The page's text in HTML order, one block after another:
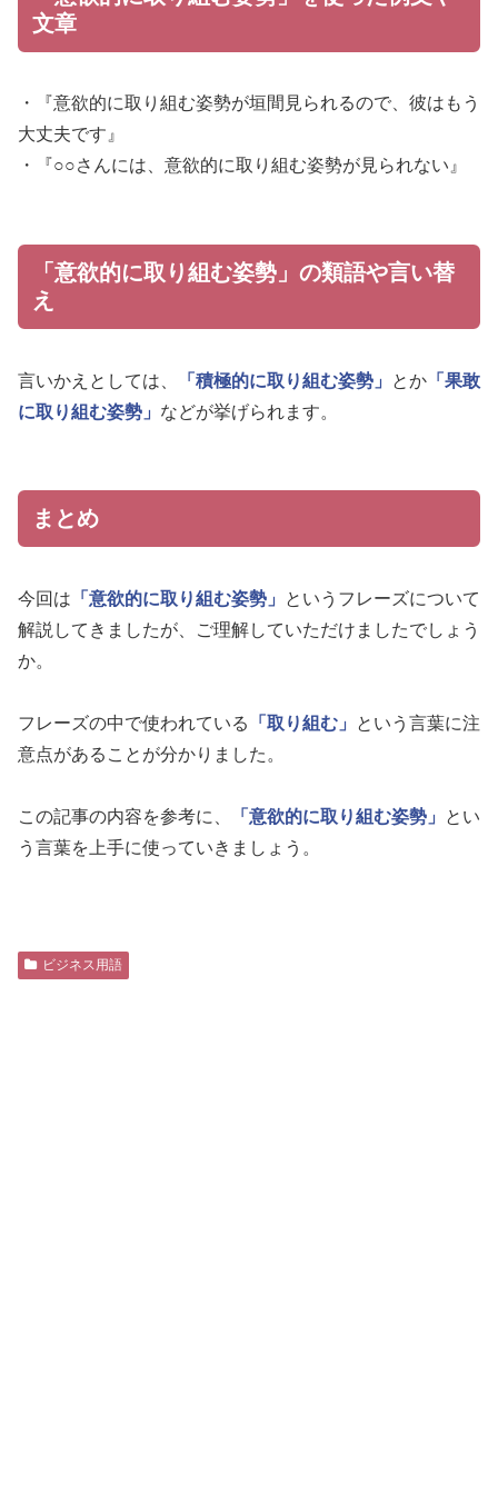
文章
・『意欲的に取り組む姿勢が垣間見られるので、彼はもう
大丈夫です』
・『○○さんには、意欲的に取り組む姿勢が見られない』
「意欲的に取り組む姿勢」の類語や言い替
え
言いかえとしては、 「積極的に取り組む姿勢」 とか 「果敢
に取り組む姿勢」 などが挙げられます。
まとめ
今回は 「意欲的に取り組む姿勢」
というフレーズについて
解説してきましたが、ご理解していただけましたでしょう
か。
フレーズの中で使われている 「取り組む」
という言葉に注
意点があることが分かりました。
この記事の内容を参考に、 「意欲的に取り組む姿勢」
とい
う言葉を上手に使っていきましょう。
ビジネス用語